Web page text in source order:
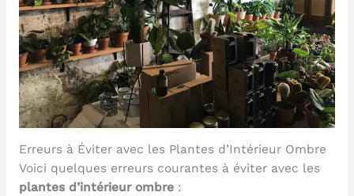
Erreurs à Éviter avec les Plantes d’Intérieur Ombre
Voici quelques erreurs courantes à éviter avec les
plantes d’intérieur ombre: